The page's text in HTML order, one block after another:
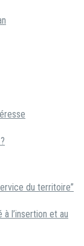
du territoire”
l’insertion et au